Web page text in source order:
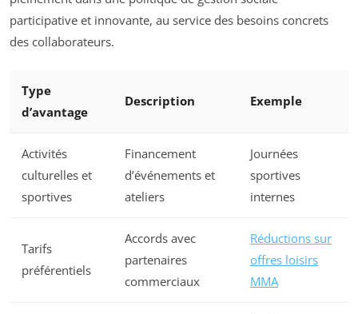
participative et innovante, au service des besoins concrets
des collaborateurs.
Type
d’avantage
Description Exemple
Activités
culturelles et
sportives
Financement
d’événements et
ateliers
Journées
sportives
internes
Tarifs
préférentiels
Accords avec
partenaires
commerciaux
Réductions sur
offres loisirs
MMA